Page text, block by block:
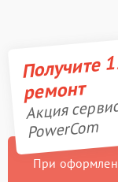
Получите
ремонт
Акция
PowerCom
При